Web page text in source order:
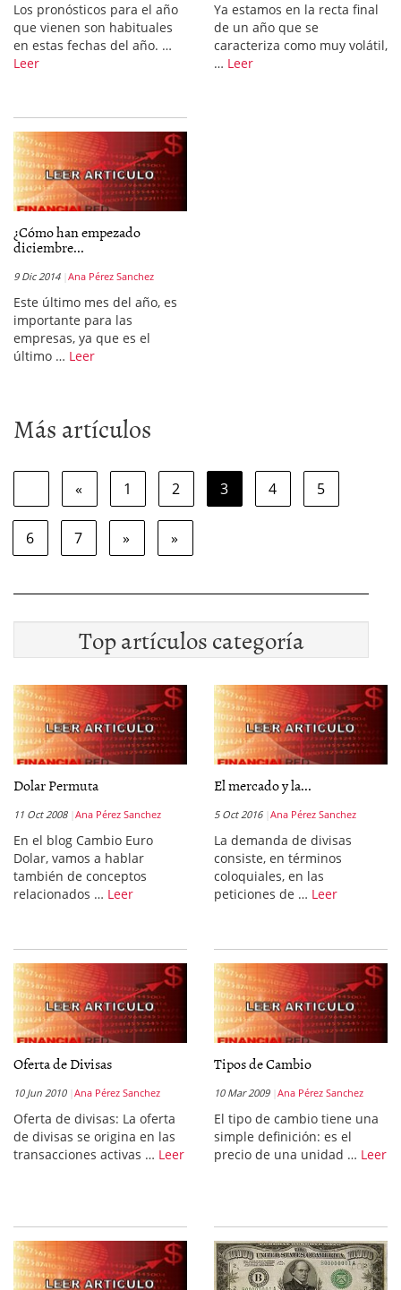
Los pronósticos para el año
que vienen son habituales
en estas fechas del año. …
Leer
Ya estamos en la recta final
de un año que se
caracteriza como muy volátil,
… Leer
¿Cómo han empezado
diciembre...
9 Dic 2014 Ana Pérez Sanchez
Este último mes del año, es
importante para las
empresas, ya que es el
último … Leer
Más artículos
« 1 2 3 4 5
6 7 » »
Top artículos categoría
Dolar Permuta
11 Oct 2008 Ana Pérez Sanchez
En el blog Cambio Euro
Dolar, vamos a hablar
también de conceptos
relacionados … Leer
El mercado y la...
5 Oct 2016 Ana Pérez Sanchez
La demanda de divisas
consiste, en términos
coloquiales, en las
peticiones de … Leer
Oferta de Divisas
10 Jun 2010 Ana Pérez Sanchez
Oferta de divisas: La oferta
de divisas se origina en las
transacciones activas … Leer
Tipos de Cambio
10 Mar 2009 Ana Pérez Sanchez
El tipo de cambio tiene una
simple definición: es el
precio de una unidad … Leer